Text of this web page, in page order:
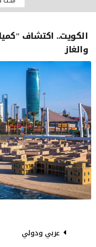
الكويت.. اكتشاف
والغاز
عربي ودولي